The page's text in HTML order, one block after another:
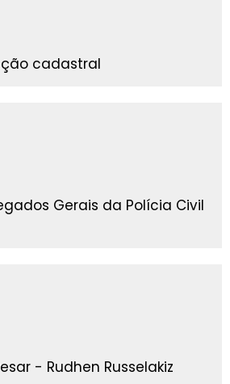
cadastral
Gerais da Polícia Civil
- Rudhen Russelakiz